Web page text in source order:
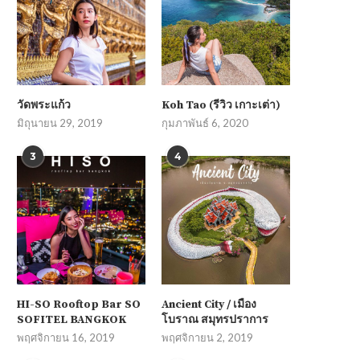
วัดพระแก้ว
มิถุนายน 29, 2019
Koh Tao (รีวิว เกาะเต่า)
กุมภาพันธ์ 6, 2020
3
HI-SO Rooftop Bar SO
SOFITEL BANGKOK
พฤศจิกายน 16, 2019
4
Ancient City / เมือง
โบราณ สมุทรปราการ
พฤศจิกายน 2, 2019